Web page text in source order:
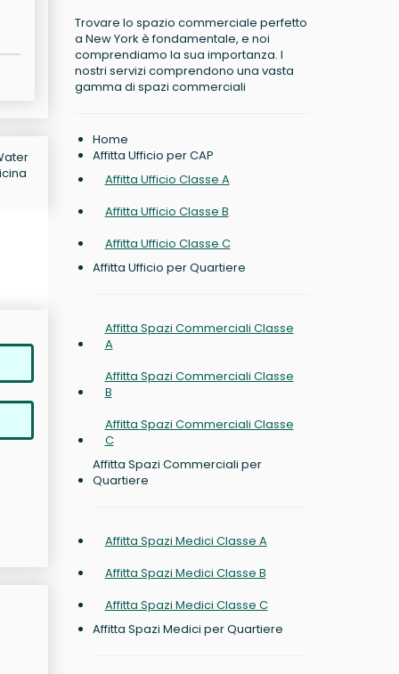
Trovare lo spazio commerciale perfetto
a New York è fondamentale, e noi
comprendiamo la sua importanza. I
nostri servizi comprendono una vasta
gamma di spazi commerciali
Home
Affitta Ufficio per CAP
Affitta Ufficio Classe A
Affitta Ufficio Classe B
Affitta Ufficio Classe C
Affitta Ufficio per Quartiere
Affitta Spazi Commerciali Classe
A
Affitta Spazi Commerciali Classe
B
Affitta Spazi Commerciali Classe
C
Affitta Spazi Commerciali per
Quartiere
Affitta Spazi Medici Classe A
Affitta Spazi Medici Classe B
Affitta Spazi Medici Classe C
Affitta Spazi Medici per Quartiere